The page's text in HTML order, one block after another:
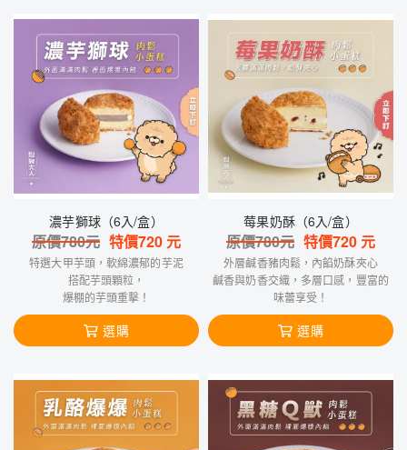
濃芋獅球（6入/盒）
原價780元 特價720 元
特選大甲芋頭，軟綿濃郁的芋泥
搭配芋頭顆粒，
爆棚的芋頭重擊！
選購
莓果奶酥（6入/盒）
原價780元 特價720 元
外層鹹香豬肉鬆，內餡奶酥夾心
鹹香與奶香交織，多層口感，豐富的
味蕾享受！
選購